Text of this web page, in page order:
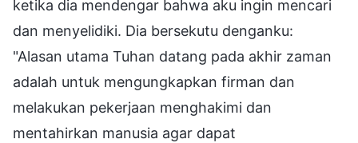
ketika dia mendengar bahwa aku ingin mencari
dan menyelidiki. Dia bersekutu denganku:
"Alasan utama Tuhan datang pada akhir zaman
adalah untuk mengungkapkan firman dan
melakukan pekerjaan menghakimi dan
mentahirkan manusia agar dapat